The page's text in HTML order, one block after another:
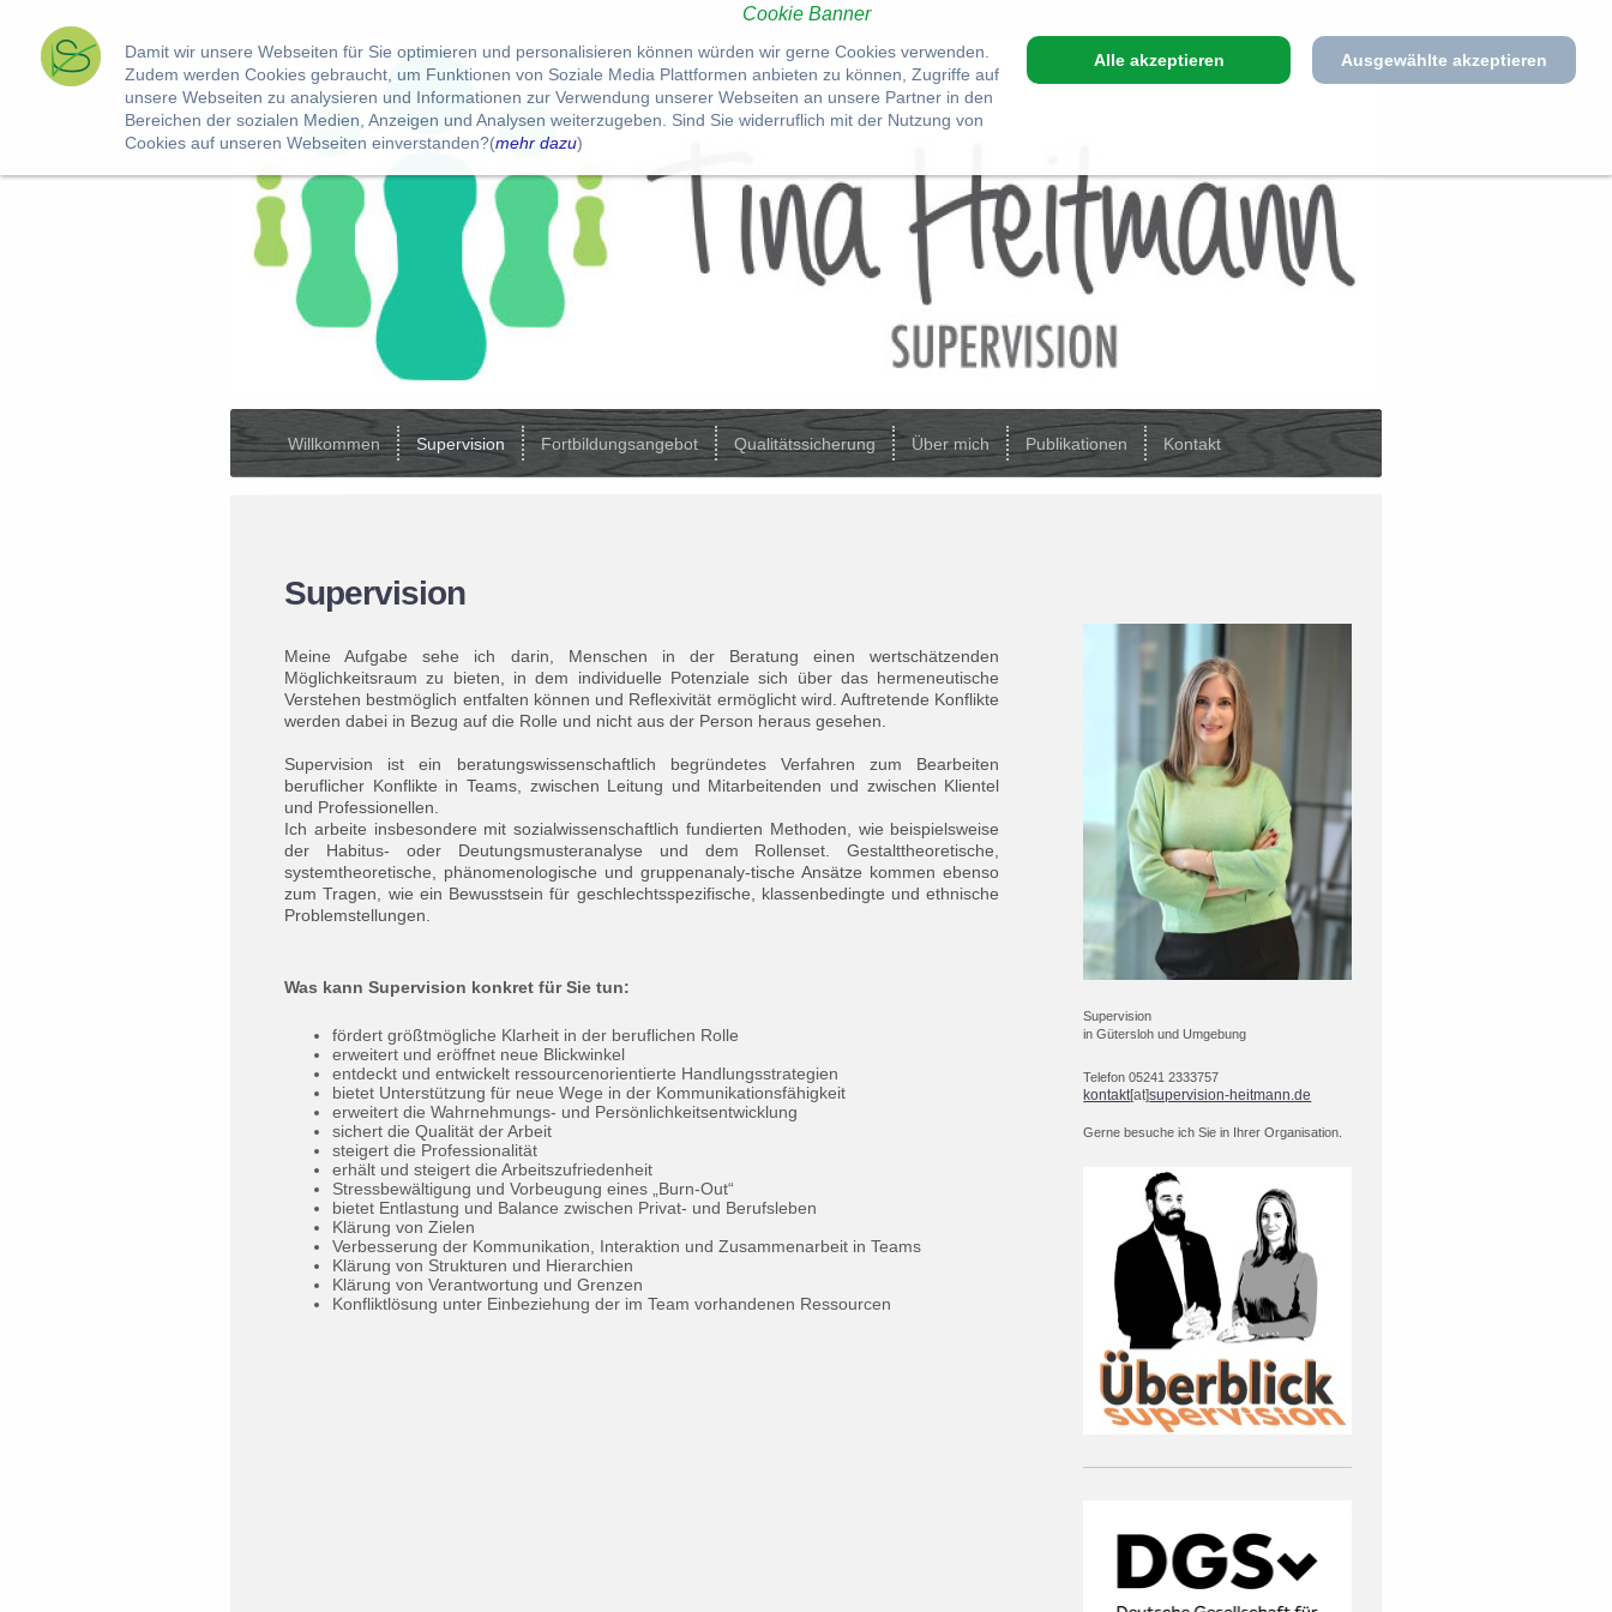
Willkommen Supervision Fortbildungsangebot Qualitätssicherung Über mich Publikationen Kontakt
Cookie Banner
Damit wir unsere Webseiten für Sie optimieren und personalisieren können würden wir gerne Cookies verwenden.
Zudem werden Cookies gebraucht, um Funktionen von Soziale Media Plattformen anbieten zu können, Zugriffe auf
unsere Webseiten zu analysieren und Informationen zur Verwendung unserer Webseiten an unsere Partner in den
Bereichen der sozialen Medien, Anzeigen und Analysen weiterzugeben. Sind Sie widerruflich mit der Nutzung von
Cookies auf unseren Webseiten einverstanden?(mehr dazu)
Alle akzeptieren Ausgewählte akzeptieren
Supervision
Meine Aufgabe sehe ich darin, Menschen in der Beratung einen wertschätzenden
Möglichkeitsraum zu bieten, in dem individuelle Potenziale sich über das hermeneutische
Verstehen bestmöglich entfalten können und Reflexivität ermöglicht wird. Auftretende Konflikte
werden dabei in Bezug auf die Rolle und nicht aus der Person heraus gesehen.
Supervision ist ein beratungswissenschaftlich begründetes Verfahren zum Bearbeiten
beruflicher Konflikte in Teams, zwischen Leitung und Mitarbeitenden und zwischen Klientel
und Professionellen.
Ich arbeite insbesondere mit sozialwissenschaftlich fundierten Methoden, wie beispielsweise
der Habitus- oder Deutungsmusteranalyse und dem Rollenset. Gestalttheoretische,
systemtheoretische, phänomenologische und gruppenanaly-tische Ansätze kommen ebenso
zum Tragen, wie ein Bewusstsein für geschlechtsspezifische, klassenbedingte und ethnische
Problemstellungen.
Was kann Supervision konkret für Sie tun:
fördert größtmögliche Klarheit in der beruflichen Rolle
erweitert und eröffnet neue Blickwinkel
entdeckt und entwickelt ressourcenorientierte Handlungsstrategien
bietet Unterstützung für neue Wege in der Kommunikationsfähigkeit
erweitert die Wahrnehmungs- und Persönlichkeitsentwicklung
sichert die Qualität der Arbeit
steigert die Professionalität
erhält und steigert die Arbeitszufriedenheit
Stressbewältigung und Vorbeugung eines „Burn-Out“
bietet Entlastung und Balance zwischen Privat- und Berufsleben
Klärung von Zielen
Verbesserung der Kommunikation, Interaktion und Zusammenarbeit in Teams
Klärung von Strukturen und Hierarchien
Klärung von Verantwortung und Grenzen
Konfliktlösung unter Einbeziehung der im Team vorhandenen Ressourcen
Supervision
inGütersloh und Umgebung
Telefon05241 2333757
kontakt[at]supervision-heitmann.de
Gerne besuche ich Sie in Ihrer Organisation.